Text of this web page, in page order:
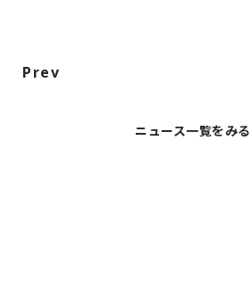
Prev
ニュース一覧をみる